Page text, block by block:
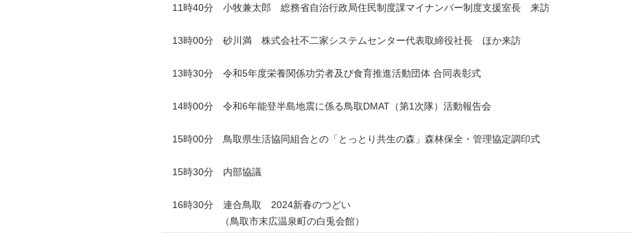
11時40分 小牧兼太郎 総務省自治行政局住民制度課マイナンバー制度支援室長 来訪
13時00分 砂川満 株式会社不二家システムセンター代表取締役社長 ほか来訪
13時30分 令和5年度栄養関係功労者及び食育推進活動団体 合同表彰式
14時00分 令和6年能登半島地震に係る鳥取DMAT（第1次隊）活動報告会
15時00分 鳥取県生活協同組合との「とっとり共生の森」森林保全・管理協定調印式
15時30分 内部協議
16時30分 連合鳥取 2024新春のつどい
（鳥取市末広温泉町の白兎会館）